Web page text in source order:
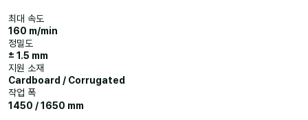
최대 속도
160 m/min
정밀도
± 1.5 mm
지원 소재
Cardboard / Corrugated
작업 폭
1450 / 1650 mm